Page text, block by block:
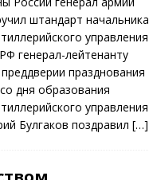
штандарт начальника
управления
генерал-лейтенанту
празднования
дня образования
управления
Булгаков поздравил[…]